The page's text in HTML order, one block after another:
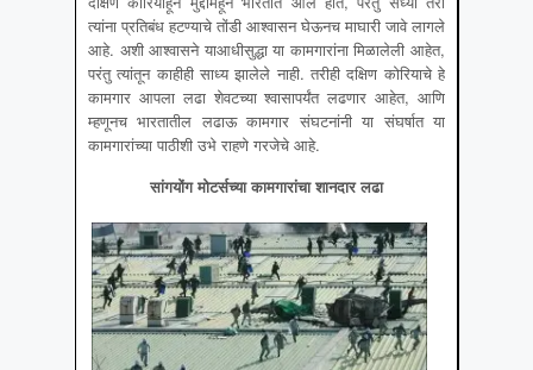
त्यांना प्रतिबंध हटण्याचे तोंडी आश्वासन घेऊनच माघारी जावे लागले
आहे. अशी आश्वासने याआधीसुद्धा या कामगारांना मिळालेली आहेत,
परंतु त्यांतून काहीही साध्य झालेले नाही. तरीही दक्षिण कोरियाचे हे
कामगार आपला लढा शेवटच्या श्वासापर्यंत लढणार आहेत, आणि
म्हणूनच भारतातील लढाऊ कामगार संघटनांनी या संघर्षात या
कामगारांच्या पाठीशी उभे राहणे गरजेचे आहे.
सांगयोंग मोटर्सच्या कामगारांचा शानदार लढा